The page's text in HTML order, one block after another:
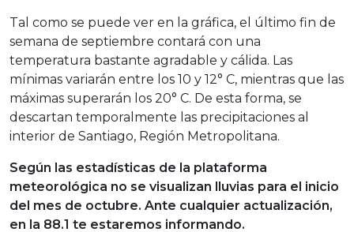
Tal como se puede ver en la gráfica, el último fin de
semana de septiembre contará con una
temperatura bastante agradable y cálida. Las
mínimas variarán entre los 10 y 12° C, mientras que las
máximas superarán los 20° C. De esta forma, se
descartan temporalmente las precipitaciones al
interior de Santiago, Región Metropolitana.
Según las estadísticas de la plataforma
meteorológica no se visualizan lluvias para el inicio
del mes de octubre. Ante cualquier actualización,
en la 88.1 te estaremos informando.